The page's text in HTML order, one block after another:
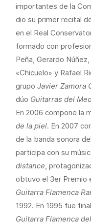
importantes de la
dio su primer recital
en el Real
formado con
Peña, Gerardo
«Chicuelo» y Rafael
grupo Javier Zamora
dúo Guitarras del
En 2006 compone la
de la piel. En 2007
de la banda sonora
participa con su
distance ,
obtuvo el 3er Premio
Guitarra Flamenca
1992. En 1995 fue
Guitarra Flamenca